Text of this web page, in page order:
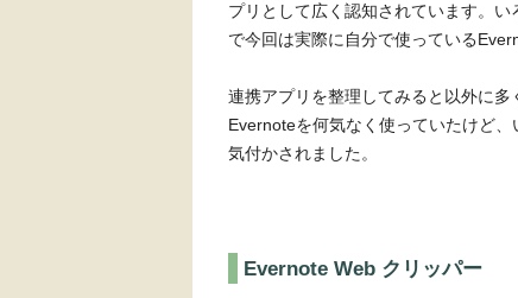
プリとして広く認知されています。
で今回は実際に自分で使っている
連携アプリを整理してみると以外に
Evernoteを何気なく使っていたけど
気付かされました。
Evernote Web クリッパー